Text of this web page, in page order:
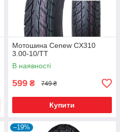
Мотошина Cenew CX310
3.00-10/TT
В наявності
599 ₴ 749 ₴
Купити
–19%